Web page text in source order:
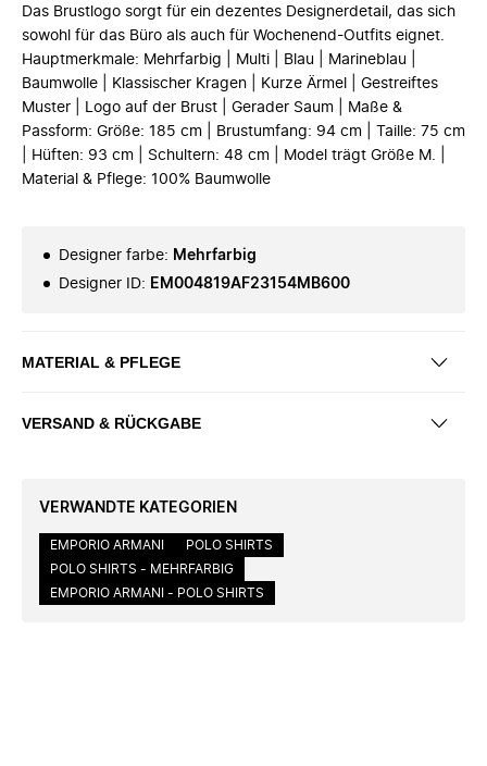
Das Brustlogo sorgt für ein dezentes Designerdetail, das sich
sowohl für das Büro als auch für Wochenend-Outfits eignet.
Hauptmerkmale: Mehrfarbig | Multi | Blau | Marineblau |
Baumwolle | Klassischer Kragen | Kurze Ärmel | Gestreiftes
Muster | Logo auf der Brust | Gerader Saum | Maße &
Passform: Größe: 185 cm | Brustumfang: 94 cm | Taille: 75 cm
| Hüften: 93 cm | Schultern: 48 cm | Model trägt Größe M. |
Material & Pflege: 100% Baumwolle
Designer farbe: Mehrfarbig
Designer ID: EM004819AF23154MB600
MATERIAL & PFLEGE
VERSAND & RÜCKGABE
VERWANDTE KATEGORIEN
EMPORIO ARMANI
POLO SHIRTS
POLO SHIRTS - MEHRFARBIG
EMPORIO ARMANI - POLO SHIRTS